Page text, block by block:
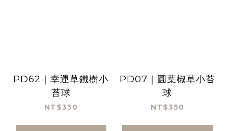
PD62｜幸運草鐵樹小
苔球
NT$350
PD07｜圓葉椒草小苔
球
NT$350